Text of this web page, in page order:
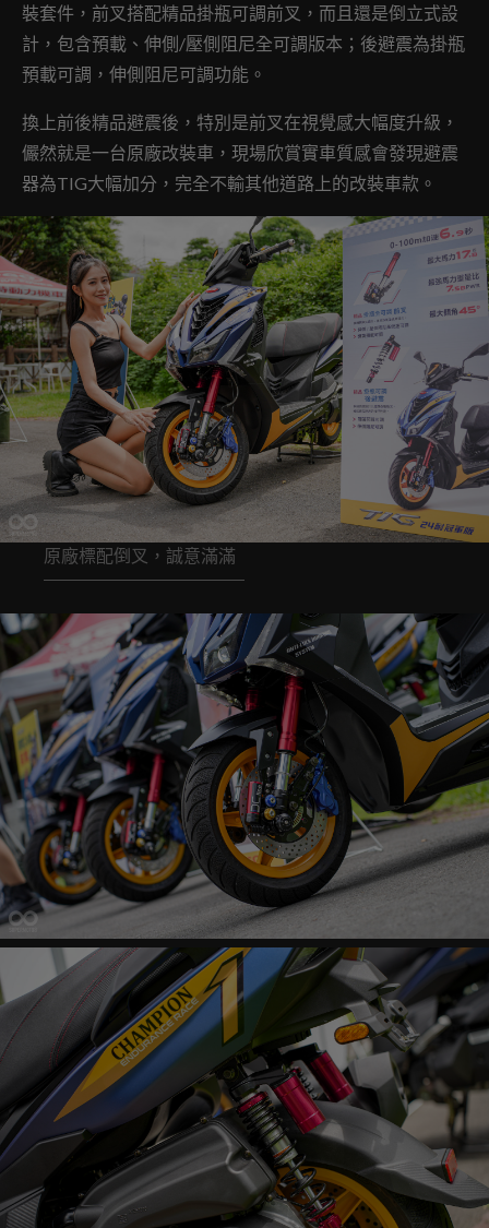
裝套件，前叉搭配精品掛瓶可調前叉，而且還是倒立式設
計，包含預載、伸側/壓側阻尼全可調版本；後避震為掛瓶
預載可調，伸側阻尼可調功能。
換上前後精品避震後，特別是前叉在視覺感大幅度升級，
儼然就是一台原廠改裝車，現場欣賞實車質感會發現避震
器為TIG大幅加分，完全不輸其他道路上的改裝車款。
原廠標配倒叉，誠意滿滿